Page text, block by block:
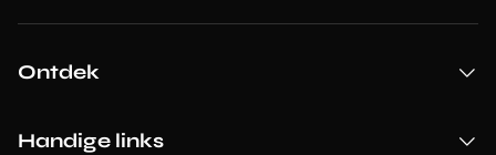
Ontdek
Handige links